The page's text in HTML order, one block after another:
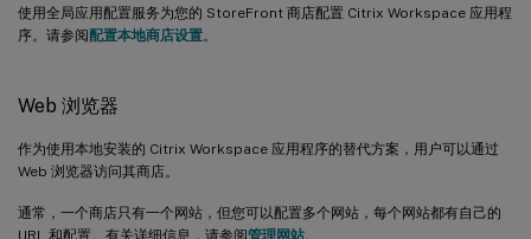
使用全局应用配置服务为您的 StoreFront 商店配置 Citrix Workspace 应用程
序。请参阅配置本地商店设置。
Web 浏览器
作为使用本地安装的 Citrix Workspace 应用程序的替代方案，用户可以通过
Web 浏览器访问其商店。
通常，一个商店只有一个网站，但您可以配置多个网站，每个网站都有自己的
URL 和配置。有关详细信息，请参阅管理网站。